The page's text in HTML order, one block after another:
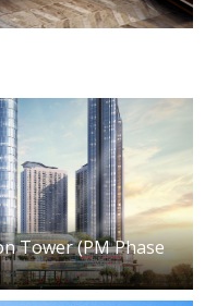
Tower (PM Phase